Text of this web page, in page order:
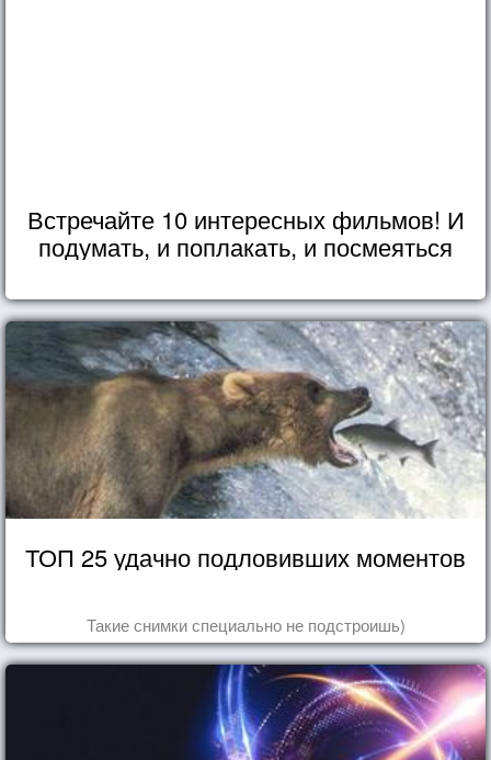
Встречайте 10 интересных фильмов! И
подумать, и поплакать, и посмеяться
ТОП 25 удачно подловивших моментов
Такие снимки специально не подстроишь)